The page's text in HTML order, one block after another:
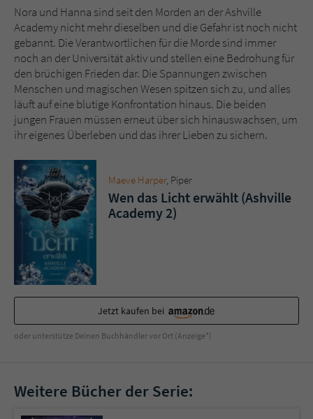
Nora und Hanna sind seit den Morden an der Ashville
Academy nicht mehr dieselben und die Gefahr ist noch nicht
gebannt. Die Verantwortlichen für die Morde sind immer
noch an der Universität aktiv und stellen eine Bedrohung für
den brüchigen Frieden dar. Die Spannungen zwischen
Menschen und magischen Wesen spitzen sich zu, und alles
läuft auf eine blutige Konfrontation hinaus. Die beiden
jungen Frauen müssen erneut über sich hinauswachsen, um
ihr eigenes Überleben und das ihrer Lieben zu sichern.
Maeve Harper, Piper
Wen das Licht erwählt (Ashville
Academy 2)
Jetzt kaufen bei
oder unterstütze Deinen Buchhändler vor Ort (Anzeige*)
Weitere Bücher der Serie:
Anbieter Literatur-Couch Medien GmbH & Co. KG
Laufzeit Session
Zweck
Dieses Cookie gewährleistet die
Kommunikation der Webseite mit dem
Benutzer. Es wird benötigt um z. B. den
Sicherheitscode des Kontaktformulars zu